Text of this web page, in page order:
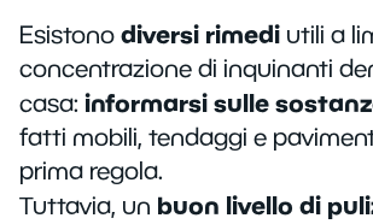
Esistono diversi rimedi utili a
concentrazione di inquinanti
casa: informarsi sulle
fatti mobili, tendaggi e
prima regola.
Tuttavia, un buon livello di